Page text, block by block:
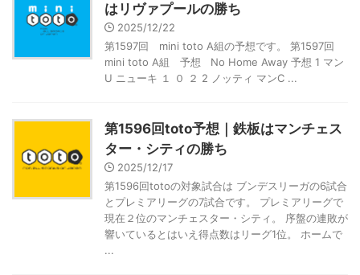
はリヴァプールの勝ち
2025/12/22
第1597回 mini toto A組の予想です。 第1597回
mini toto A組 予想 No Home Away 予想 1 マン
U ニューキ １ ０ ２ 2 ノッティ マンC ...
第1596回toto予想｜鉄板はマンチェス
ター・シティの勝ち
2025/12/17
第1596回totoの対象試合は ブンデスリーガの6試合
とプレミアリーグの7試合です。 プレミアリーグで
現在２位のマンチェスター・シティ。 序盤の連敗が
響いているとはいえ得点数はリーグ1位。 ホームで
...